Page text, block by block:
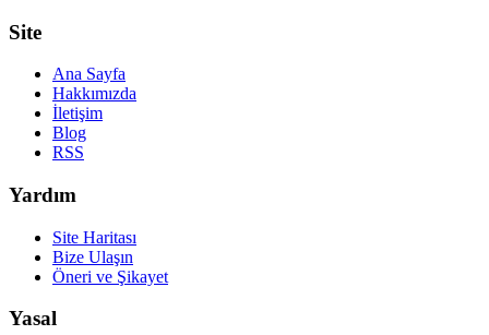
Site
Ana Sayfa
Hakkımızda
İletişim
Blog
RSS
Yardım
Site Haritası
Bize Ulaşın
Öneri ve Şikayet
Yasal